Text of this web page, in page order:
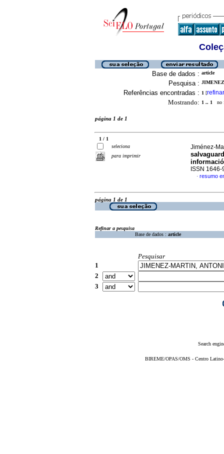
Base de dados : article
Pesquisa :
Referências encontradas : 1 [refinar
Mostrando: 1 .. 1 no
página 1 de 1
1 / 1
seleciona
para imprimir
Jiménez-
ISSN 1646-
· resumo
página 1 de 1
Refinar a pesquisa
Base de dados : article
Pesquisar
1
2
3
Search
BIREME/OPAS/OMS - Centro Latino-